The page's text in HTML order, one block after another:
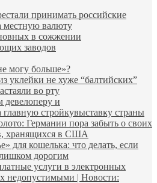
принимать российские
местную валюту
в сожжении
заводов
могу больше»?
уклейки не хуже “балтийских”
во рту
девелоперу и
главную стройĸувыставĸу страны
Германии пора забыть о своих
хранящихся в США
для кошелька: что делать, если
дорогим
услуги в электронных
недопустимыми | Новости: